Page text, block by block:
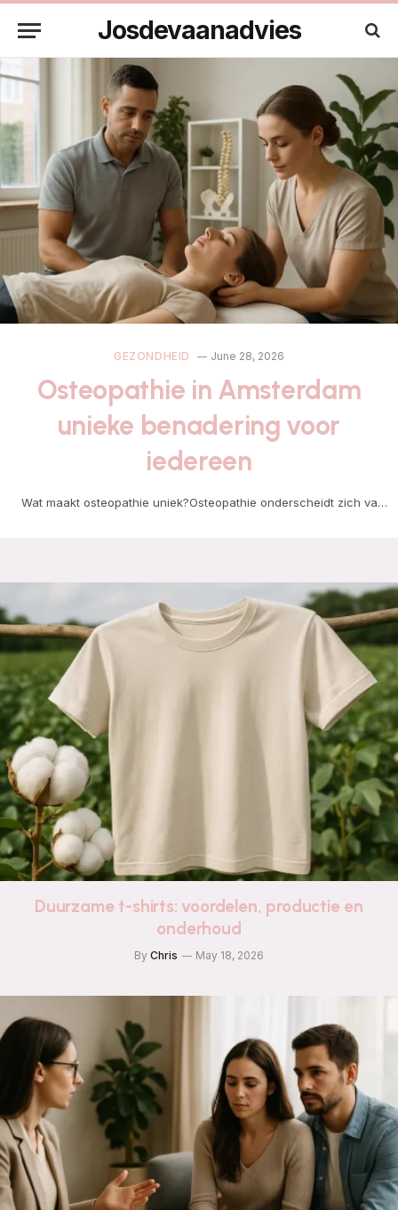
Josdevaanadvies
GEZONDHEID June 28, 2026
Osteopathie in Amsterdam
unieke benadering voor
iedereen
Wat maakt osteopathie uniek?Osteopathie onderscheidt zich van
Duurzame t-shirts: voordelen, productie en
onderhoud
By Chris May 18, 2026